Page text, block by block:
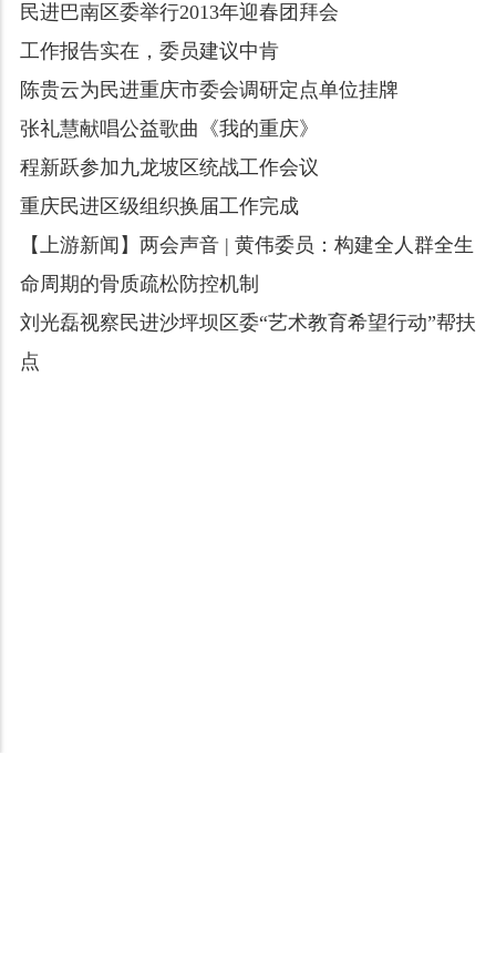
民进巴南区委举行2013年迎春团拜会
工作报告实在，委员建议中肯
陈贵云为民进重庆市委会调研定点单位挂牌
张礼慧献唱公益歌曲《我的重庆》
程新跃参加九龙坡区统战工作会议
重庆民进区级组织换届工作完成
【上游新闻】两会声音 | 黄伟委员：构建全人群全生
命周期的骨质疏松防控机制
刘光磊视察民进沙坪坝区委“艺术教育希望行动”帮扶
点